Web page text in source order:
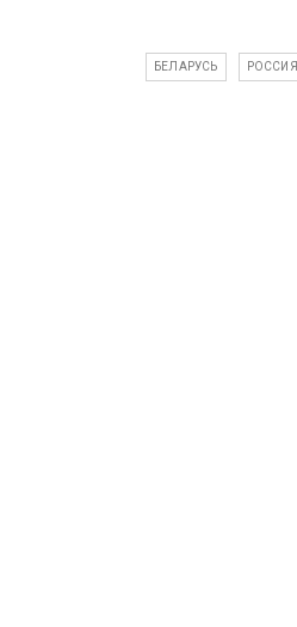
БЕЛАРУСЬ РОССИЯ